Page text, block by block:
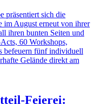
präsentiert sich die
im August erneut von ihrer
ihren bunten Seiten und
60 Workshops,
befeuern fünf individuell
Gelände direkt am
Feierei: